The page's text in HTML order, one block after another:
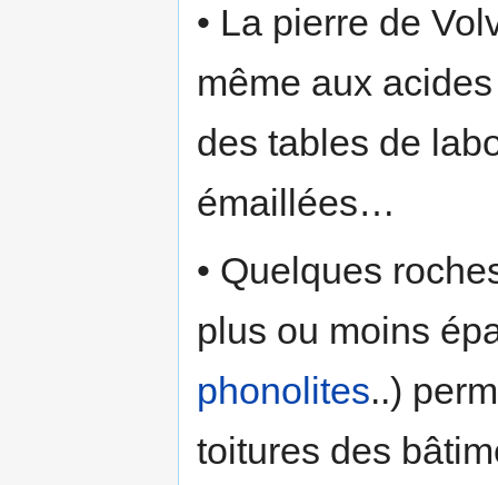
• La pierre de
même aux
des tables de
émaillées…
• Quelques
plus ou moins
phonolites..)
toitures des